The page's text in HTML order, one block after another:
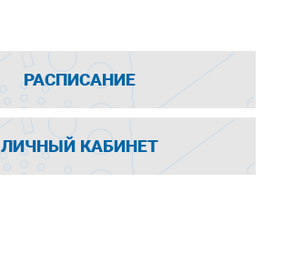
РАСПИСАНИЕ
ЛИЧНЫЙ КАБИНЕТ